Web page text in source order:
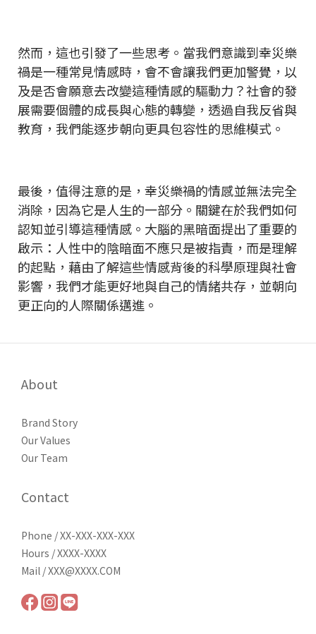
然而，這也引發了一些思考。當我們意識到幸災樂
禍是一種常見情感時，會不會讓我們更加警覺，以
及是否會願意去改變這種情感的驅動力？社會的發
展需要個體的成長與心態的轉變，透過自我反省與
教育，我們能逐步朝向更具包容性的思維模式。
最後，值得注意的是，幸災樂禍的情感並無法完全
消除，因為它是人生的一部分。關鍵在於我們如何
認知並引導這種情感。大腦的黑暗面提出了重要的
啟示：人性中的陰暗面不應只是被指責，而是理解
的起點，藉由了解這些情感背後的科學原理與社會
影響，我們才能更好地與自己的情緒共存，並朝向
更正向的人際關係邁進。
About
Brand Story
Our Values
Our Team
Contact
Phone / XX-XXX-XXX-XXX
Hours / XXXX-XXXX
Mail / XXX@XXXX.COM